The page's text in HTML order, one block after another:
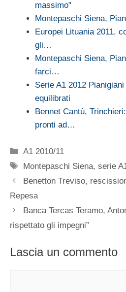
massimo"
Montepaschi Siena,
Europei Lituania 2011,
gli…
Montepaschi Siena,
farci…
Serie A1 2012
equilibrati
Bennet Cantù,
pronti ad…
Categorie
A1 2010/11
Tag
Montepaschi Siena,serie
Benetton Treviso,
Repesa
Banca Tercas Teramo,
rispettato gli impegni”
Lascia un commento